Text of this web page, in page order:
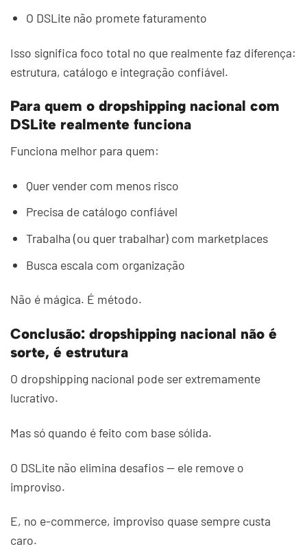
O DSLite não promete faturamento
Isso significa foco total no que realmente faz diferença:
estrutura, catálogo e integração confiável.
Para quem o dropshipping nacional com
DSLite realmente funciona
Funciona melhor para quem:
Quer vender com menos risco
Precisa de catálogo confiável
Trabalha (ou quer trabalhar) com marketplaces
Busca escala com organização
Não é mágica. É método.
Conclusão: dropshipping nacional não é
sorte, é estrutura
O dropshipping nacional pode ser extremamente
lucrativo.
Mas só quando é feito com base sólida.
O DSLite não elimina desafios — ele remove o
improviso.
E, no e-commerce, improviso quase sempre custa
caro.